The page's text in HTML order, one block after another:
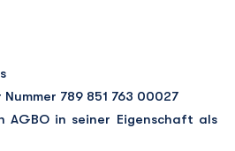
789 851 763 00027
AGBO in seiner Eigenschaft als